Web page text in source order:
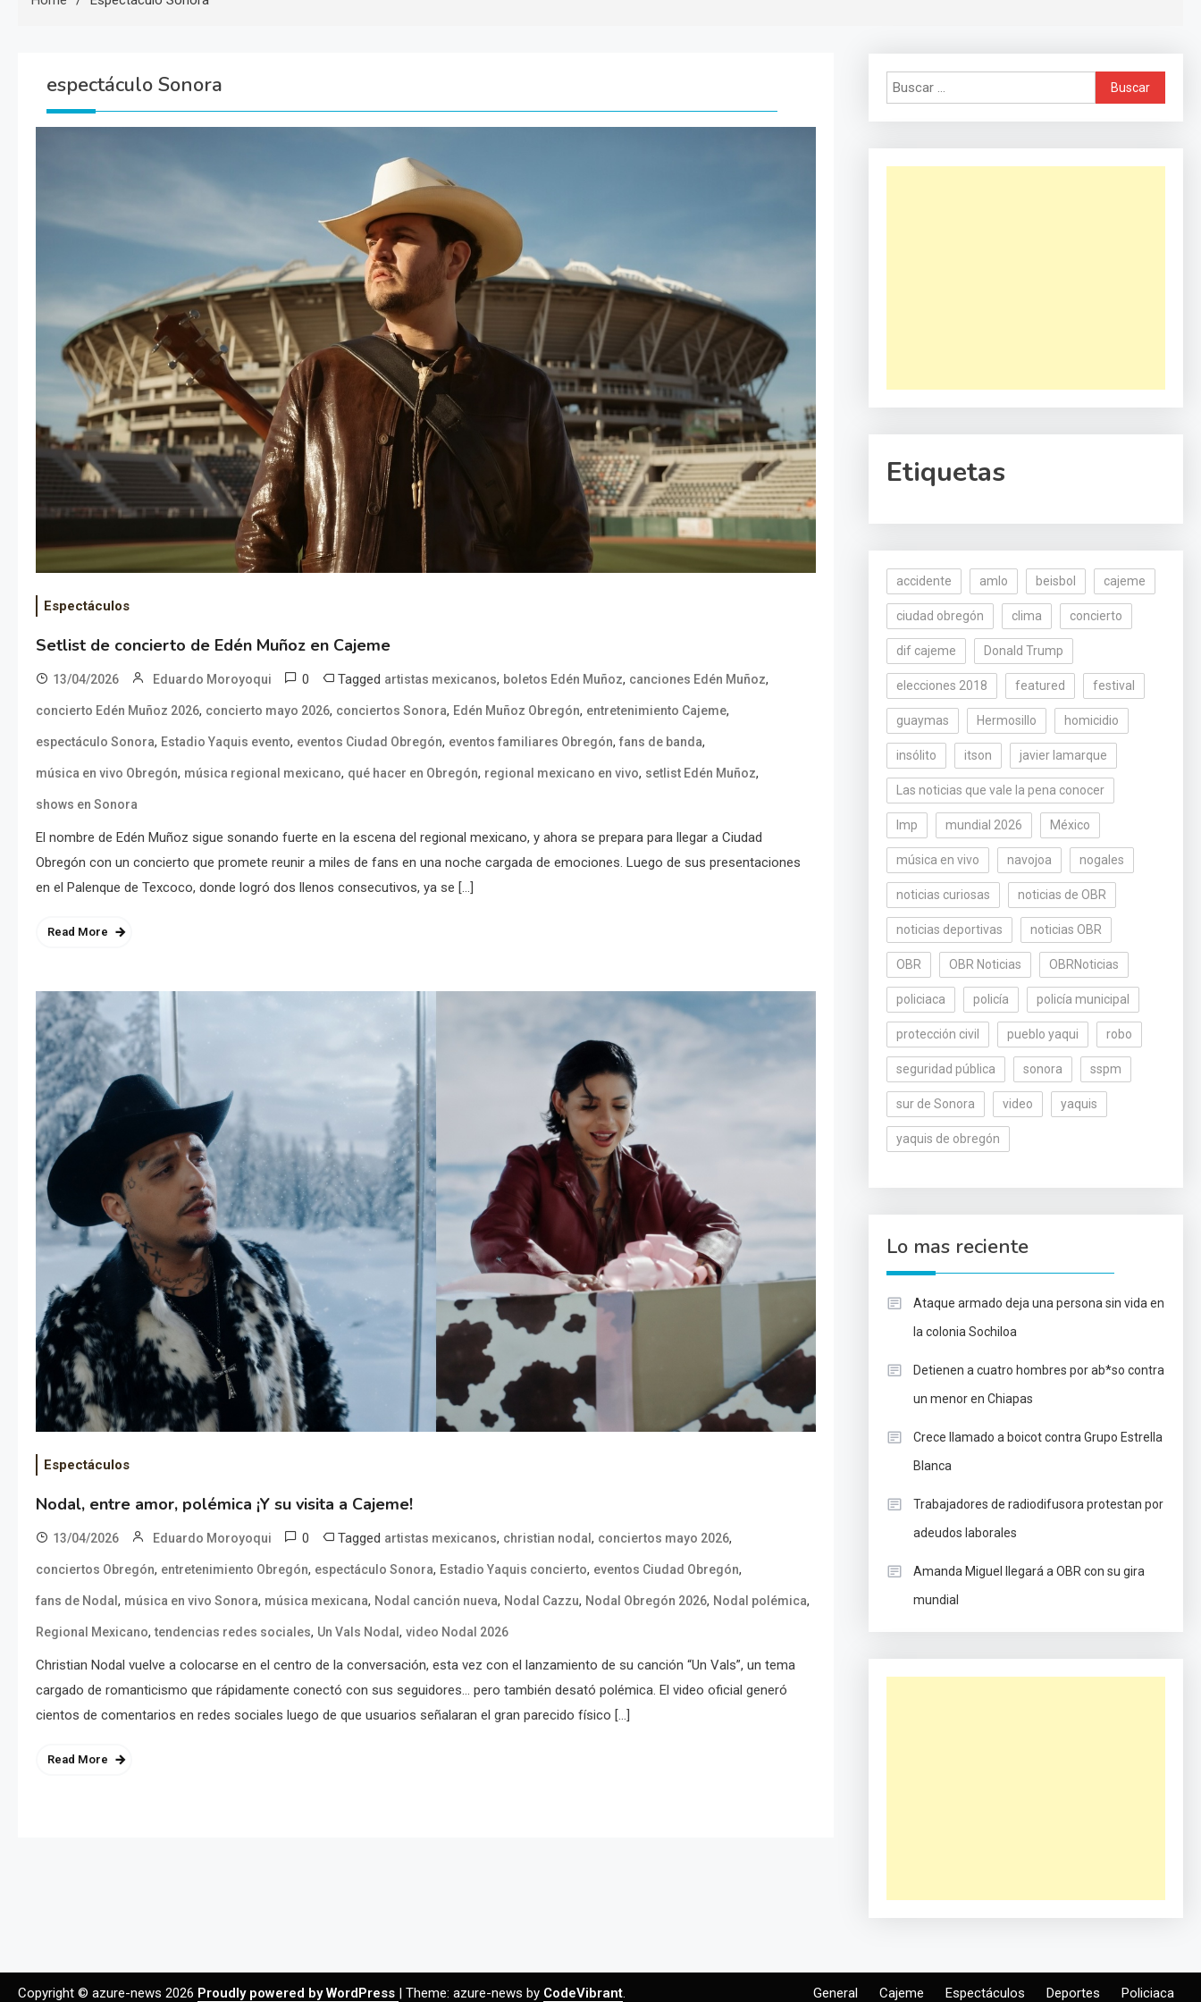
espectáculo Sonora
Espectáculos
Setlist de concierto de Edén Muñoz en Cajeme
13/04/2026 Eduardo Moroyoqui 0 Tagged artistas mexicanos, boletos Edén Muñoz, canciones Edén Muñoz,
concierto Edén Muñoz 2026, concierto mayo 2026, conciertos Sonora, Edén Muñoz Obregón, entretenimiento Cajeme,
espectáculo Sonora, Estadio Yaquis evento, eventos Ciudad Obregón, eventos familiares Obregón, fans de banda,
música en vivo Obregón, música regional mexicano, qué hacer en Obregón, regional mexicano en vivo, setlist Edén Muñoz,
shows en Sonora
El nombre de Edén Muñoz sigue sonando fuerte en la escena del regional mexicano, y ahora se prepara para llegar a Ciudad
Obregón con un concierto que promete reunir a miles de fans en una noche cargada de emociones. Luego de sus presentaciones
en el Palenque de Texcoco, donde logró dos llenos consecutivos, ya se […]
Read More
Espectáculos
Nodal, entre amor, polémica ¡Y su visita a Cajeme!
13/04/2026 Eduardo Moroyoqui 0 Tagged artistas mexicanos, christian nodal, conciertos mayo 2026,
conciertos Obregón, entretenimiento Obregón, espectáculo Sonora, Estadio Yaquis concierto, eventos Ciudad Obregón,
fans de Nodal, música en vivo Sonora, música mexicana, Nodal canción nueva, Nodal Cazzu, Nodal Obregón 2026, Nodal polémica,
Regional Mexicano,tendencias redes sociales, Un Vals Nodal, video Nodal 2026
Christian Nodal vuelve a colocarse en el centro de la conversación, esta vez con el lanzamiento de su canción “Un Vals”, un tema
cargado de romanticismo que rápidamente conectó con sus seguidores… pero también desató polémica. El video oficial generó
cientos de comentarios en redes sociales luego de que usuarios señalaran el gran parecido físico […]
Read More
Buscar:
Etiquetas
accidente amlo beisbol cajeme
ciudad obregón clima concierto
dif cajeme Donald Trump
elecciones 2018 featured festival
guaymas Hermosillo homicidio
insólito itson javier lamarque
Las noticias que vale la pena conocer
lmp mundial 2026 México
música en vivo navojoa nogales
noticias curiosas noticias de OBR
noticias deportivas noticias OBR
OBR OBR Noticias OBRNoticias
policiaca policía policía municipal
protección civil pueblo yaqui robo
seguridad pública sonora sspm
sur de Sonora video yaquis
yaquis de obregón
Lo mas reciente
Ataque armado deja una persona sin vida en
la colonia Sochiloa
Detienen a cuatro hombres por ab*so contra
un menor en Chiapas
Crece llamado a boicot contra Grupo Estrella
Blanca
Trabajadores de radiodifusora protestan por
adeudos laborales
Amanda Miguel llegará a OBR con su gira
mundial
Copyright © azure-news 2026 Proudly powered by WordPress | Theme: azure-news by CodeVibrant. General Cajeme Espectáculos Deportes Policiaca